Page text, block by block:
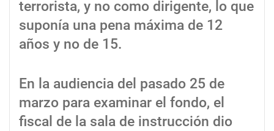
terrorista, y no como dirigente, lo que
suponía una pena máxima de 12
años y no de 15.
En la audiencia del pasado 25 de
marzo para examinar el fondo, el
fiscal de la sala de instrucción dio